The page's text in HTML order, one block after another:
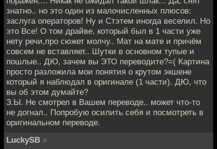
знатно.. но это один из малочисленных плюсов:
заслуга операторов! Ну и Стэтем иногда веселил. Но
это Все! О том драйве, который был в 1 части уже
нету речи,про сюжет молчу.. Мат на мате и причём
совсем не вставляет.. Шутки в основном тупые и
пошлые.. ДЮ, зачем вы ЭТО переводите?=( Картина
просто разложила мои понятия о крутом экшене
который я наблюдал в оригинале (1 части). ДЮ, что
вы об этом думайте?
З.Ы. Не смотрел в Вашем переводе.. может что-то
не догнал.. Попробую осилить себя и посмотреть в
оригинальном переводе.
LuckySB »